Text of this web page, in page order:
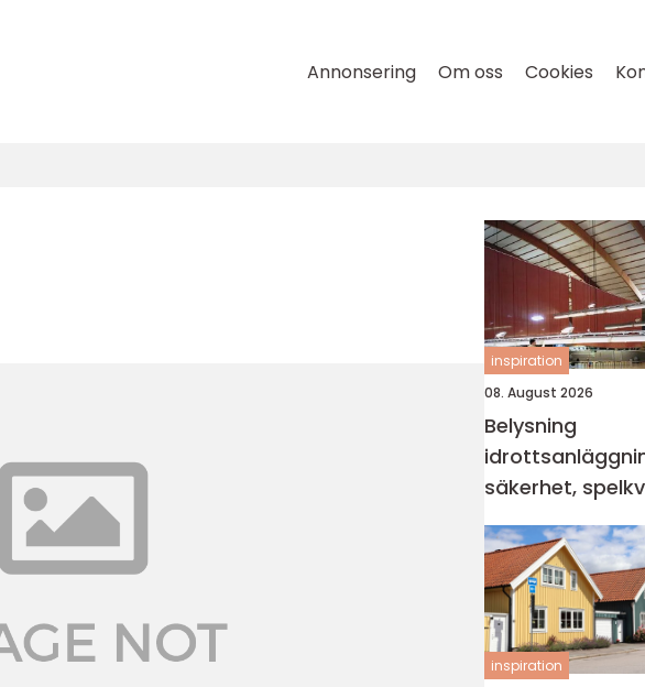
Annonsering Om oss Cookies
inspiration
08. August 2026
Belysning
säkerhet,
och smartare
inspiration